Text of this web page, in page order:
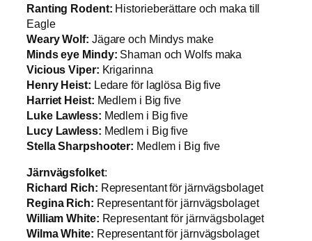
Ranting Rodent: Historieberättare och maka till
Eagle
Weary Wolf: Jägare och Mindys make
Minds eye Mindy: Shaman och Wolfs maka
Vicious Viper: Krigarinna
Henry Heist: Ledare för laglösa Big five
Harriet Heist: Medlem i Big five
Luke Lawless: Medlem i Big five
Lucy Lawless: Medlem i Big five
Stella Sharpshooter: Medlem i Big five
Järnvägsfolket:
Richard Rich: Representant för järnvägsbolaget
Regina Rich: Representant för järnvägsbolaget
William White: Representant för järnvägsbolaget
Wilma White: Representant för järnvägsbolaget